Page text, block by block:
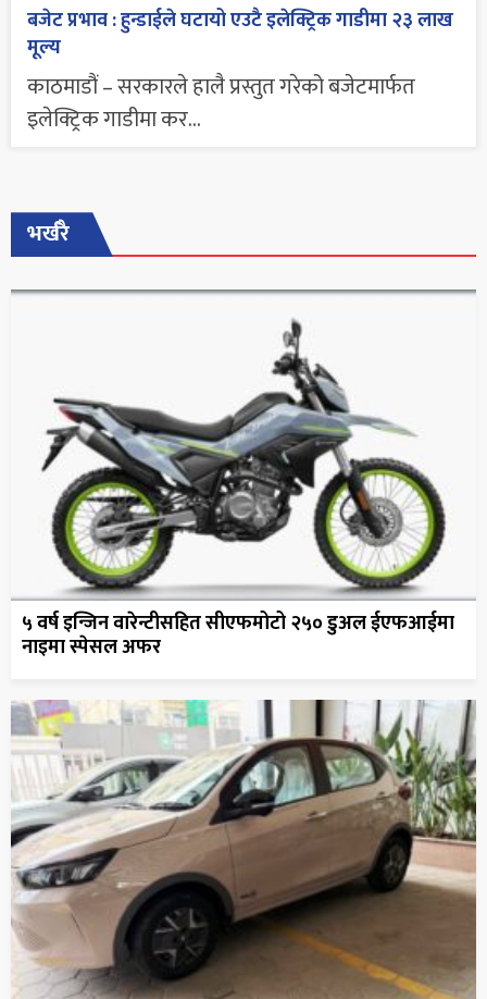
बजेट प्रभाव : हुन्डाईले घटायो एउटै इलेक्ट्रिक गाडीमा २३ लाख
मूल्य
काठमाडौं – सरकारले हालै प्रस्तुत गरेको बजेटमार्फत
इलेक्ट्रिक गाडीमा कर...
भर्खरै
५ वर्ष इन्जिन वारेन्टीसहित सीएफमोटो २५० डुअल ईएफआईमा
नाइमा स्पेसल अफर